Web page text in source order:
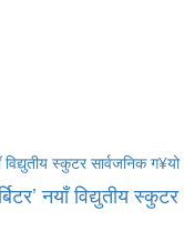
नयाँ विद्युतीय स्कुटर